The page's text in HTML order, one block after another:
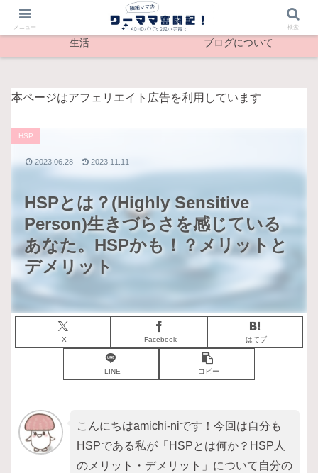
生活 ブログについて
本ページはアフェリエイト広告を利用しています
HSPとは？(Highly Sensitive
Person)生きづらさを感じている
あなた。HSPかも！？メリットと
デメリット
HSP
X Facebook はてブ
LINE コピー
2023.06.28 2023.11.11
こんにちはamichi-niです！今回は自分も
HSPである私が「HSPとは何か？HSP人
のメリット・デメリット」について自分の
メニュー 検索